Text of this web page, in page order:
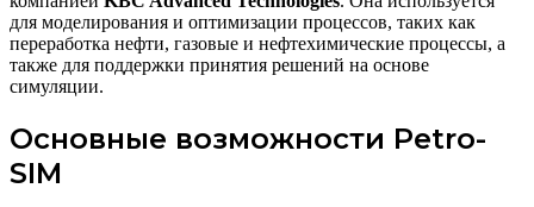
для моделирования и оптимизации процессов, таких как
переработка нефти, газовые и нефтехимические процессы, а
также для поддержки принятия решений на основе
симуляции.
Основные возможности Petro-
SIM